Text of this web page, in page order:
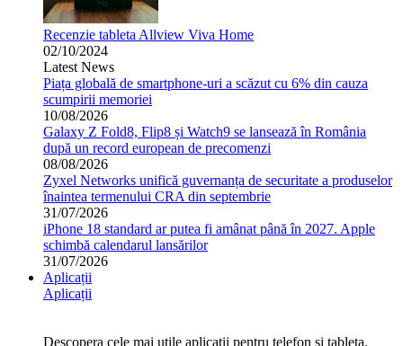
Recenzie tableta Allview Viva Home
02/10/2024
Latest News
Piața globală de smartphone-uri a scăzut cu 6% din cauza
scumpirii memoriei
10/08/2026
Galaxy Z Fold8, Flip8 și Watch9 se lansează în România
după un record european de precomenzi
08/08/2026
Zyxel Networks unifică guvernanța de securitate a produselor
înaintea termenului CRA din septembrie
31/07/2026
iPhone 18 standard ar putea fi amânat până în 2027. Apple
schimbă calendarul lansărilor
31/07/2026
Aplicații
Aplicații
Descopera cele mai utile aplicatii pentru telefon si tableta.